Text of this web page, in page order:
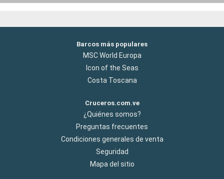
Barcos más populares
MSC World Europa
Icon of the Seas
Costa Toscana
Cruceros.com.ve
¿Quiénes somos?
Preguntas frecuentes
Condiciones generales de venta
Seguridad
Mapa del sitio